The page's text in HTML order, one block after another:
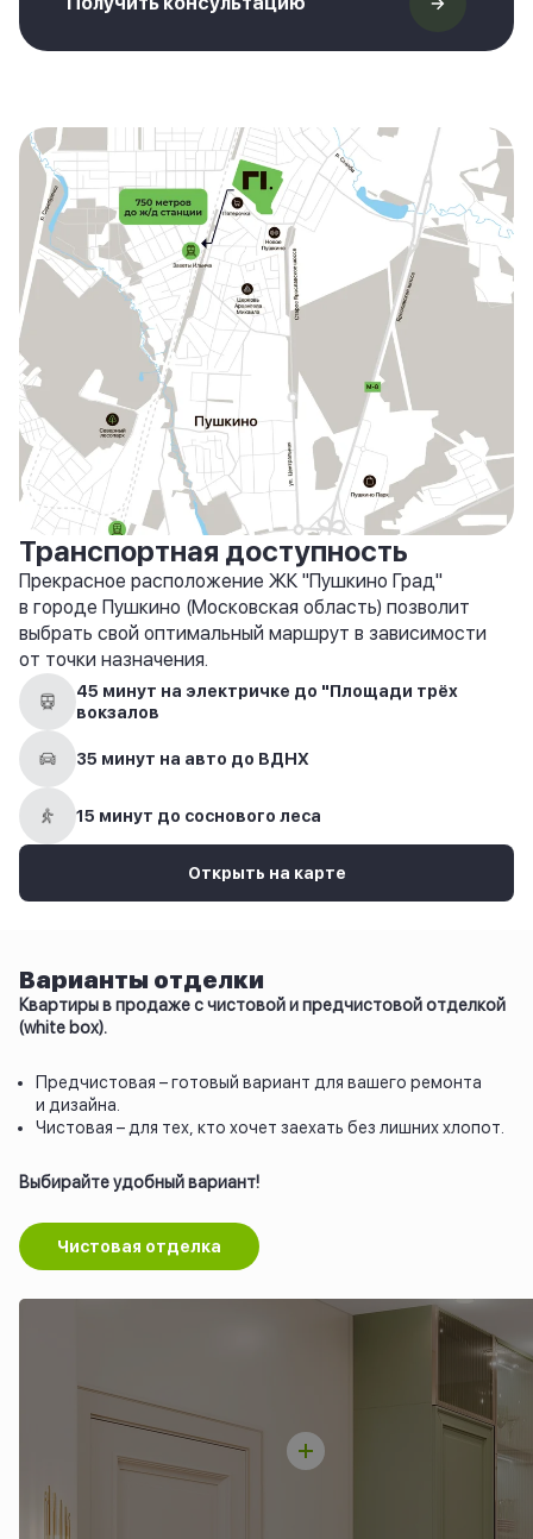
Транспортная доступность
Прекрасное расположение ЖК "Пушкино Град"
в городе Пушкино (Московская область) позволит
выбрать свой оптимальный маршрут в зависимости
от точки назначения.
45 минут на электричке до "Площади трёх
вокзалов
35 минут на авто до ВДНХ
15 минут до соснового леса
Открыть на карте
Варианты отделки
Квартиры в продаже с чистовой и предчистовой отделкой
(white box).
Предчистовая – готовый вариант для вашего ремонта
и дизайна.
Чистовая – для тех, кто хочет заехать без лишних хлопот.
Выбирайте удобный вариант!
Чистовая отделка